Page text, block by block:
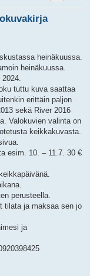
heinäkuussa.
heinäkuussa.
tuttu kuva saattaa
erittäin paljon
sekä River 2016
Valokuvien valinta on
keikkakuvasta.
esim. 10. – 11.7. 30 €
perusteella.
tilata ja maksaa sen jo
ja